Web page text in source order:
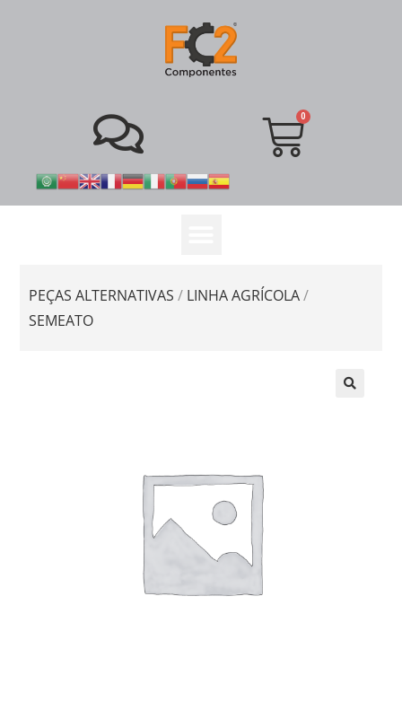
PEÇAS ALTERNATIVAS / LINHA AGRÍCOLA/
SEMEATO